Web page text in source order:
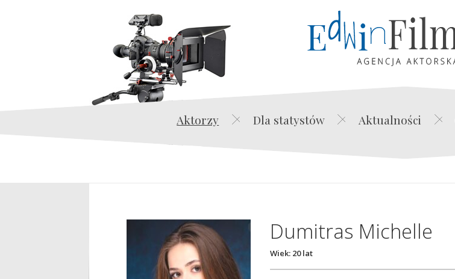
Aktorzy Dla statystów Aktualności
Dumitras Michelle
Wiek: 20 lat